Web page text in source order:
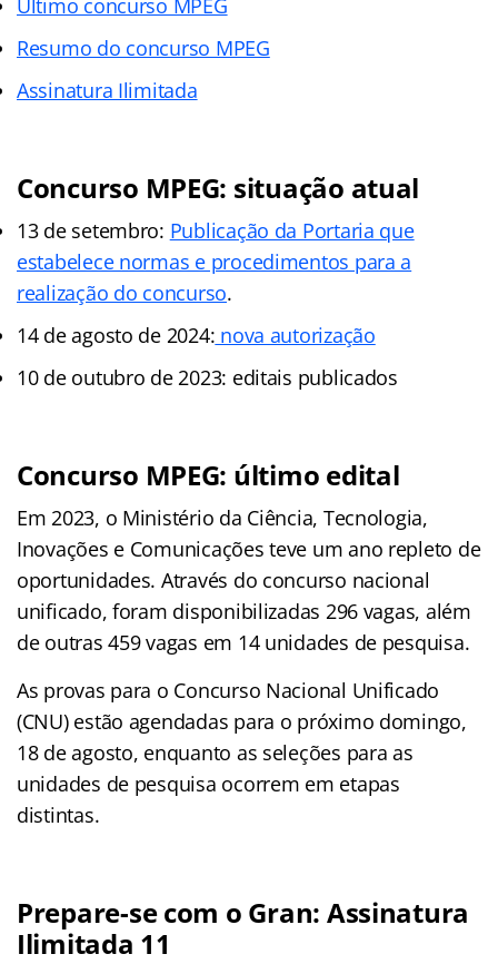
Último concurso MPEG
Resumo do concurso MPEG
Assinatura Ilimitada
Concurso MPEG: situação atual
13 de setembro: Publicação da Portaria que
estabelece normas e procedimentos para a
realização do concurso.
14 de agosto de 2024: nova autorização
10 de outubro de 2023: editais publicados
Concurso MPEG: último edital
Em 2023, o Ministério da Ciência, Tecnologia,
Inovações e Comunicações teve um ano repleto de
oportunidades. Através do concurso nacional
unificado, foram disponibilizadas 296 vagas, além
de outras 459 vagas em 14 unidades de pesquisa.
As provas para o Concurso Nacional Unificado
(CNU) estão agendadas para o próximo domingo,
18 de agosto, enquanto as seleções para as
unidades de pesquisa ocorrem em etapas
distintas.
Prepare-se com o Gran: Assinatura
Ilimitada 11